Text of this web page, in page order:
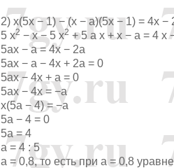
2) x(5x − 1) − (x − a)(5x − 1) = 4x −
5 x2 − x − 5 x2 + 5 a x + x − a = 4 x
5ax − a = 4x − 2a
5ax − a − 4x + 2a = 0
5ax − 4x + a = 0
5ax − 4x = −a
x(5a − 4) = −a
5a − 4 = 0
5a = 4
a = 4 : 5
a = 0,8, то есть при a = 0,8